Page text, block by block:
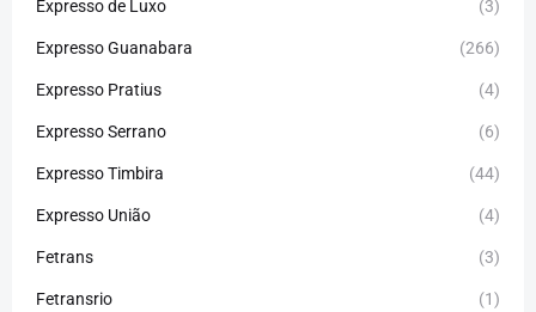
Expresso de Luxo (3)
Expresso Guanabara (266)
Expresso Pratius (4)
Expresso Serrano (6)
Expresso Timbira (44)
Expresso União (4)
Fetrans (3)
Fetransrio (1)